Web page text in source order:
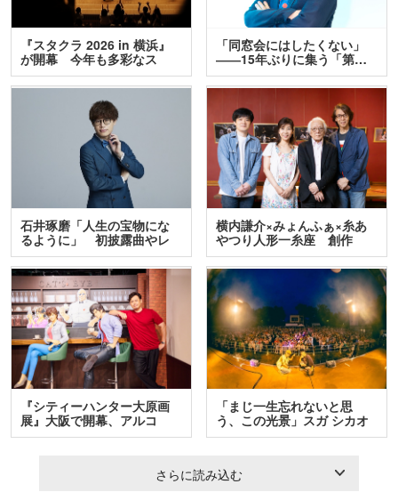
『スタクラ 2026 in 横浜』
が開幕 今年も多彩なス
テ…
「同窓会にはしたくない」
――15年ぶりに集う「第…
石井琢磨「人生の宝物にな
るように」 初披露曲やレ
ア…
横内謙介×みょんふぁ×糸あ
やつり人形一糸座 創作
人…
『シティーハンター大原画
展』大阪で開幕、アルコ
＆…
「まじ一生忘れないと思
う、この光景」スガ シカオ
と…
さらに読み込む